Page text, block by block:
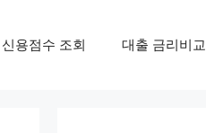
신용점수 조회 대출 금리비교